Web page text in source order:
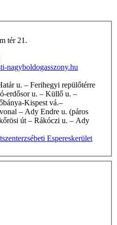
tér 21.
nagyboldogasszony.hu
erdősor u. – Küllő u. –
Kispest vá.–
– Ady Endre u. (páros
út – Rákóczi u. – Ady
Espereskerület